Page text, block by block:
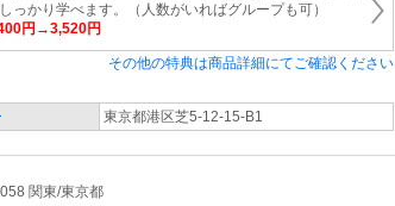
っかり学べます。（人数がいればグループも可）
円→3,520円
その他の特典は商品詳細にてご確認ください
東京都港区芝5-12-15-B1
関東/東京都